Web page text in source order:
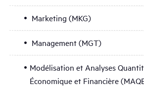
Marketing (MKG)
Management (MGT)
Modélisation et Analyses
Économique et Financière